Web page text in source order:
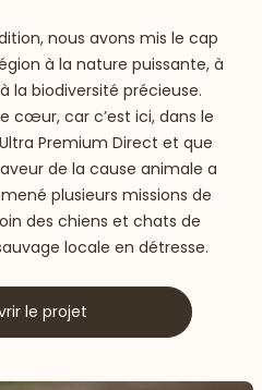
nous avons mis le cap
à la nature puissante, à
la biodiversité précieuse.
cœur, car c’est ici, dans le
Premium Direct et que
de la cause animale a
plusieurs missions de
des chiens et chats de
locale en détresse.
le projet